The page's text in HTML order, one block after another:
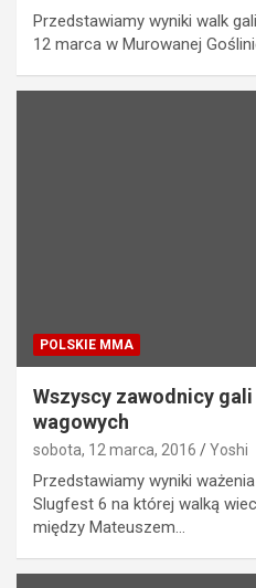
Przedstawiamy wyniki walk
12 marca w Murowanej
POLSKIE MMA
Wszyscy zawodnicy
wagowych
sobota, 12 marca, 2016 Yoshi
Przedstawiamy wyniki
Slugfest 6 na której walką
między Mateuszem…